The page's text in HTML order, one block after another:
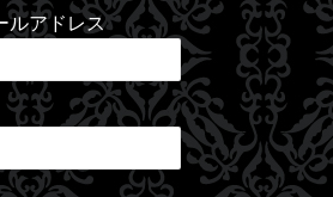
ルアドレス